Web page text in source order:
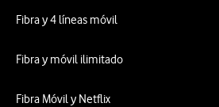
Fibra y 4 líneas móvil
Fibra y móvil ilimitado
Fibra Móvil y Netflix